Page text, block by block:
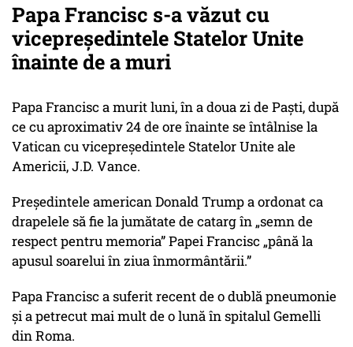
Papa Francisc s-a văzut cu
vicepreședintele Statelor Unite
înainte de a muri
Papa Francisc a murit luni, în a doua zi de Paști, după
ce cu aproximativ 24 de ore înainte se întâlnise la
Vatican cu vicepreședintele Statelor Unite ale
Americii, J.D. Vance.
Președintele american Donald Trump a ordonat ca
drapelele să fie la jumătate de catarg în „semn de
respect pentru memoria” Papei Francisc „până la
apusul soarelui în ziua înmormântării.”
Papa Francisc a suferit recent de o dublă pneumonie
şi a petrecut mai mult de o lună în spitalul Gemelli
din Roma.